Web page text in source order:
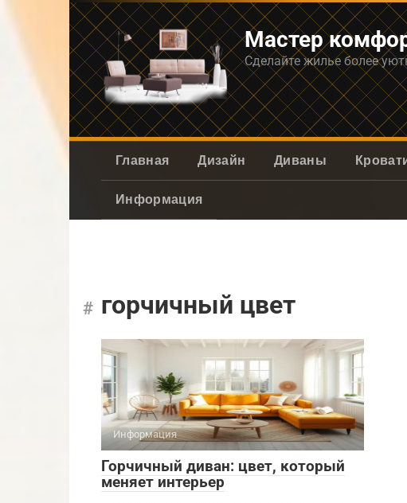
Мастер
Сделайте жилье более
Главная Дизайн Диваны
Информация
горчичный цвет
Информация
Горчичный диван: цвет, который
меняет интерьер